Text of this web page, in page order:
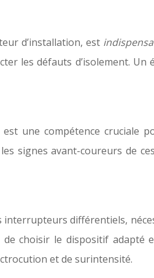
d’installation, est
les défauts d’isolement.
une compétence cruciale
signes avant-coureurs de
différentiels,
choisir le dispositif
et de surintensité.